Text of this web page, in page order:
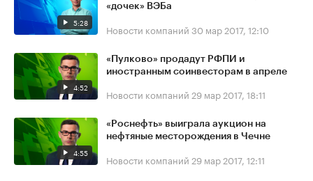
5:28
«дочек» ВЭБа
Новости компаний 30 мар 2017, 12:10
4:52
«Пулково» продадут РФПИ и
иностранным соинвесторам в апреле
Новости компаний 29 мар 2017, 18:11
4:55
«Роснефть» выиграла аукцион на
нефтяные месторождения в Чечне
Новости компаний 29 мар 2017, 12:11